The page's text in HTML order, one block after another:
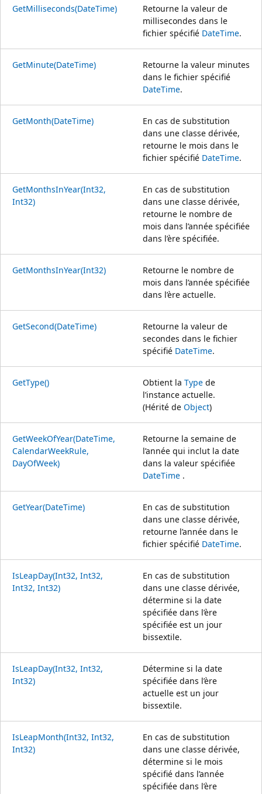
GetMilliseconds(DateTime)
Retourne la valeur de
millisecondes dans le
fichier spécifié DateTime.
GetMinute(DateTime)
Retourne la valeur minutes
dans le fichier spécifié
DateTime.
GetMonth(DateTime)
En cas de substitution
dans une classe dérivée,
retourne le mois dans le
fichier spécifié DateTime.
GetMonthsInYear(Int32,
Int32)
En cas de substitution
dans une classe dérivée,
retourne le nombre de
mois dans l’année spécifiée
dans l’ère spécifiée.
GetMonthsInYear(Int32)
Retourne le nombre de
mois dans l’année spécifiée
dans l’ère actuelle.
GetSecond(DateTime)
Retourne la valeur de
secondes dans le fichier
spécifié DateTime.
GetType() Obtient la Type de
l’instance actuelle.
(Hérité de Object)
GetWeekOfYear(DateTime,
CalendarWeekRule,
DayOfWeek)
Retourne la semaine de
l’année qui inclut la date
dans la valeur spécifiée
DateTime .
GetYear(DateTime)
En cas de substitution
dans une classe dérivée,
retourne l’année dans le
fichier spécifié DateTime.
IsLeapDay(Int32, Int32,
Int32, Int32)
En cas de substitution
dans une classe dérivée,
détermine si la date
spécifiée dans l’ère
spécifiée est un jour
bissextile.
IsLeapDay(Int32, Int32,
Int32)
Détermine si la date
spécifiée dans l’ère
actuelle est un jour
bissextile.
IsLeapMonth(Int32, Int32,
Int32)
En cas de substitution
dans une classe dérivée,
détermine si le mois
spécifié dans l’année
spécifiée dans l’ère